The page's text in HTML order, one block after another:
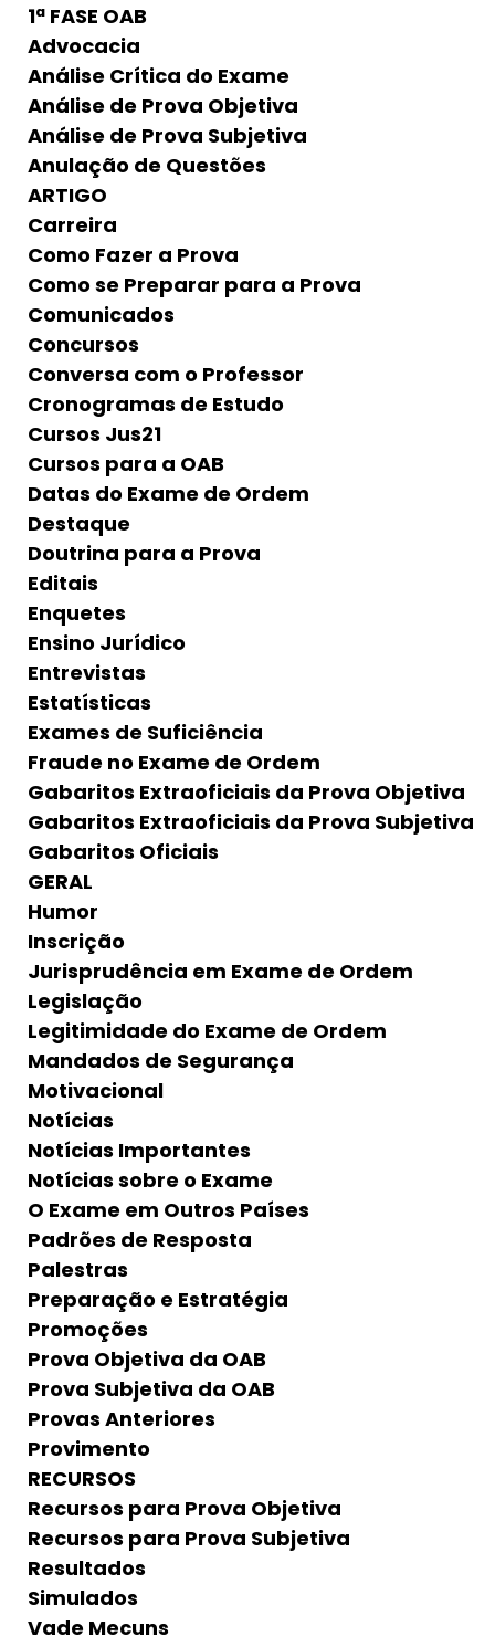
1ª FASE OAB
Advocacia
Análise Crítica do Exame
Análise de Prova Objetiva
Análise de Prova Subjetiva
Anulação de Questões
ARTIGO
Carreira
Como Fazer a Prova
Como se Preparar para a Prova
Comunicados
Concursos
Conversa com o Professor
Cronogramas de Estudo
Cursos Jus21
Cursos para a OAB
Datas do Exame de Ordem
Destaque
Doutrina para a Prova
Editais
Enquetes
Ensino Jurídico
Entrevistas
Estatísticas
Exames de Suficiência
Fraude no Exame de Ordem
Gabaritos Extraoficiais da Prova Objetiva
Gabaritos Extraoficiais da Prova Subjetiva
Gabaritos Oficiais
GERAL
Humor
Inscrição
Jurisprudência em Exame de Ordem
Legislação
Legitimidade do Exame de Ordem
Mandados de Segurança
Motivacional
Notícias
Notícias Importantes
Notícias sobre o Exame
O Exame em Outros Países
Padrões de Resposta
Palestras
Preparação e Estratégia
Promoções
Prova Objetiva da OAB
Prova Subjetiva da OAB
Provas Anteriores
Provimento
RECURSOS
Recursos para Prova Objetiva
Recursos para Prova Subjetiva
Resultados
Simulados
Vade Mecuns